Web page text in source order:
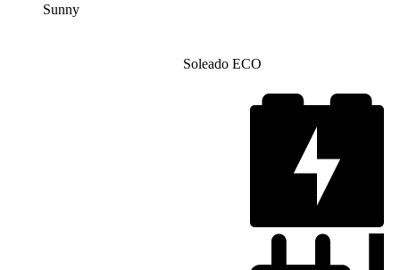
Sunny
Soleado ECO